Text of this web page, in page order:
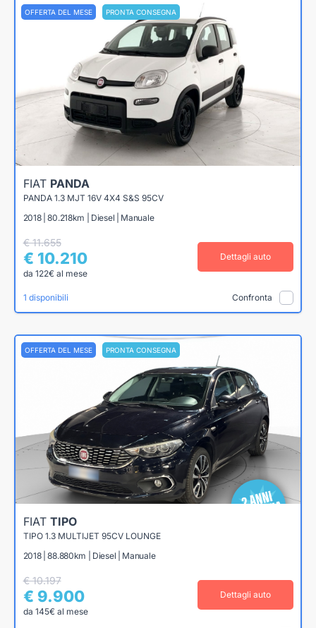
OFFERTA DEL MESE PRONTA CONSEGNA
FIAT PANDA
PANDA 1.3 MJT 16V 4X4 S&S 95CV
2018 | 80.218km | Diesel | Manuale
€ 11.655
€ 10.210
da 122€ al mese
Dettagli auto
1 disponibili Confronta
OFFERTA DEL MESE PRONTA CONSEGNA
FIAT TIPO
TIPO 1.3 MULTIJET 95CV LOUNGE
2018 | 88.880km | Diesel | Manuale
€ 10.197
€ 9.900
da 145€ al mese
Dettagli auto